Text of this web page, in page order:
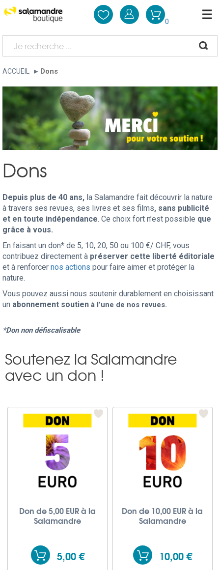
0
ACCUEIL Dons
Dons
Depuis plus de 40 ans, la Salamandre fait découvrir la nature
à travers ses revues, ses livres et ses films, sans publicité
et en toute indépendance. Ce choix fort n’est possible que
grâce à vous.
En faisant un don* de 5, 10, 20, 50 ou 100 €/ CHF, vous
contribuez directement à préserver cette liberté éditoriale
et à renforcer nos actions pour faire aimer et protéger la
nature.
Vous pouvez aussi nous soutenir durablement en choisissant
un abonnement soutien à l’une de nos revues.
*Don non défiscalisable
Soutenez la Salamandre
avec un don !
Don de 5,00 EUR à la
Salamandre
5,00 €
Don de 10,00 EUR à la
Salamandre
10,00 €